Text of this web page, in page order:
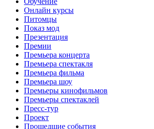
Онлайн курсы
Питомцы
Показ мод
Презентация
Премии
Премьера концерта
Премьера спектакля
Премьера фильма
Премьера шоу
Премьеры кинофильмов
Премьеры спектаклей
Пресс-тур
Проект
Прошедшие события